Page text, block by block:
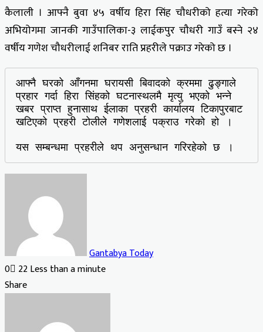
कैलाली । आफ्नै बुवा ४५ वर्षीय हिरा सिंह चौधरीको हत्या गरेको
अभियोगमा जानकी गाउँपालिका-३ लाईकपुर चौधरी गाउँ बस्ने २४
वर्षीय गणेश चौधरीलाई शनिबर राति प्रहरीले पक्राउ गरेको छ ।
आफ्नै घरको आँगनमा घरायसी बिवादको क्रममा ढुङ्गाले
प्रहार गर्दा हिरा सिंहको घटनास्थलमै मृत्यु भएको भन्ने
खबर प्राप्त हुनासाथ ईलाका प्रहरी कार्यालय टिकापुरबाट
खटिएको प्रहरी टोलीले गणेशलाई पक्राउ गरेको हो ।
यस सम्बन्धमा प्रहरीले थप अनुसन्धान गरिरहेको छ ।
Gantabya Today
0 22Less than a minute
Facebook
X
LinkedIn
Tumblr
Pinterest
Reddit
VKontakte
Odnoklassniki
Pocket
Share